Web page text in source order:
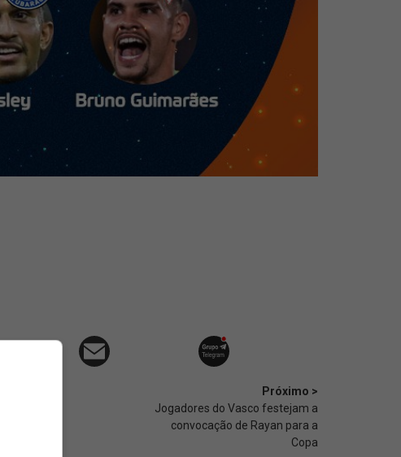
Próximo >
Jogadores do Vasco festejam a
convocação de Rayan para a
Copa